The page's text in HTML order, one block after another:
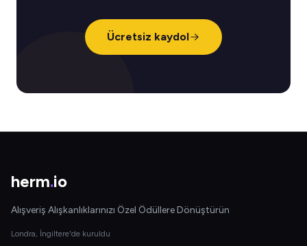
Ücretsiz kaydol
herm.io
Alışveriş Alışkanlıklarınızı Özel Ödüllere Dönüştürün
Londra, İngiltere'de kuruldu